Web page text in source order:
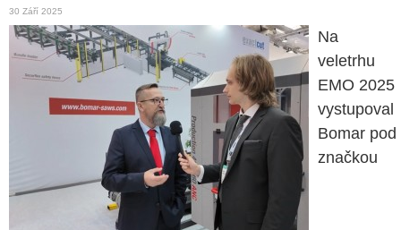
30 Září 2025
Na
veletrhu
EMO 2025
vystupoval
Bomar pod
značkou